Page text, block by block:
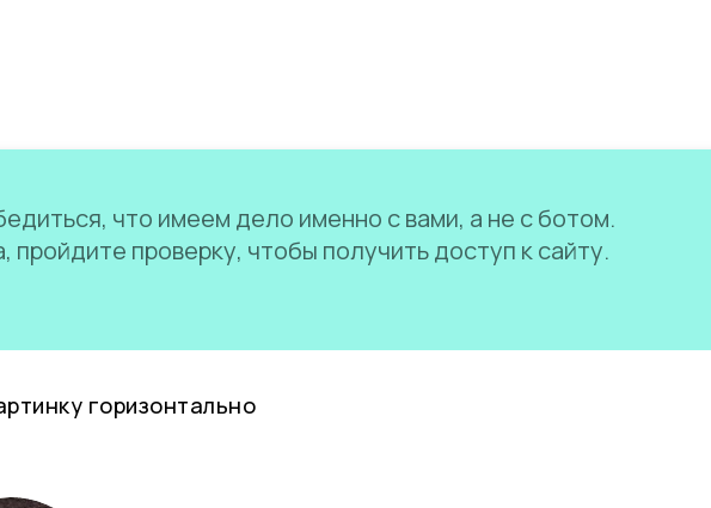
что имеем дело именно с вами, а не с ботом.
пройдите проверку, чтобы получить доступ к сайту.
горизонтально